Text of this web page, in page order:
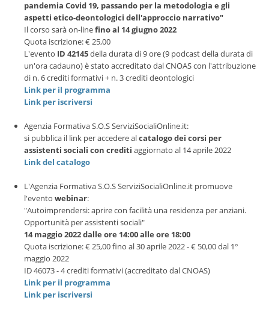
pandemia Covid 19, passando per la metodologia e gli
aspetti etico-deontologici dell'approccio narrativo"
Il corso sarà on-linefino al 14 giugno 2022
Quota iscrizione: € 25,00
L'evento ID 42145della durata di 9 ore (9 podcast della durata di
un'ora cadauno) è stato accreditato dal CNOAS con l'attribuzione
di n. 6 crediti formativi + n. 3 crediti deontologici
Link per il programma
Link per iscriversi
Agenzia Formativa S.O.S ServiziSocialiOnline.it:
si pubblica il link per accedere alcatalogo dei corsi per
assistenti sociali con crediti aggiornato al 14 aprile 2022
Link del catalogo
L'Agenzia Formativa S.O.S ServiziSocialiOnline.it promuove
l'evento webinar:
"Autoimprendersi: aprire con facilità una residenza per anziani.
Opportunità per assistenti sociali"
14 maggio 2022 dalle ore 14:00 alle ore 18:00
Quota iscrizione: € 25,00 fino al 30 aprile 2022 - € 50,00 dal 1°
maggio 2022
ID 46073 - 4 crediti formativi (accreditato dal CNOAS)
Link per il programma
Link per iscriversi